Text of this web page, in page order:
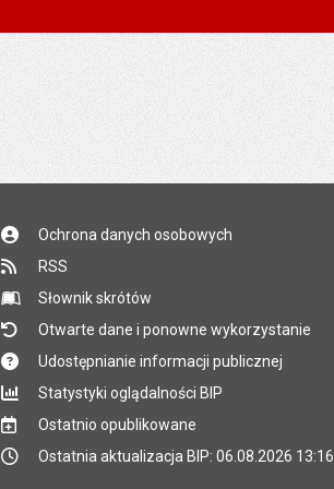
Ochrona danych osobowych
RSS
Słownik skrótów
Otwarte dane i ponowne wykorzystanie
Udostępnianie informacji publicznej
Statystyki oglądalności BIP
Ostatnio opublikowane
Ostatnia aktualizacja BIP: 06.08.2026 13:16